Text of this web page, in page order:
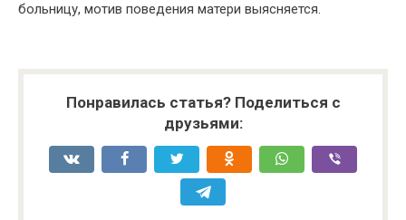
больницу, мотив поведения матери выясняется.
Понравилась статья? Поделиться с
друзьями: